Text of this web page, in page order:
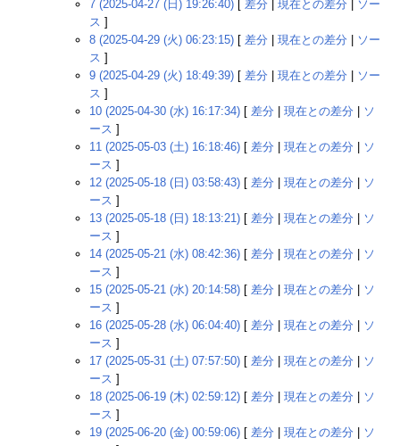
7 (2025-04-27 (日) 19:26:40) [ 差分 現在との差分
ソー
ス ]
8 (2025-04-29 (火) 06:23:15) [ 差分 現在との差分
ソー
ス ]
9 (2025-04-29 (火) 18:49:39) [ 差分 現在との差分
ソー
ス ]
10 (2025-04-30 (水) 16:17:34) [ 差分 現在との差分
ソ
ース ]
11 (2025-05-03 (土) 16:18:46) [ 差分 現在との差分
ソ
ース ]
12 (2025-05-18 (日) 03:58:43) [ 差分 現在との差分
ソ
ース ]
13 (2025-05-18 (日) 18:13:21) [ 差分 現在との差分
ソ
ース ]
14 (2025-05-21 (水) 08:42:36) [ 差分 現在との差分
ソ
ース ]
15 (2025-05-21 (水) 20:14:58) [ 差分 現在との差分
ソ
ース ]
16 (2025-05-28 (水) 06:04:40) [ 差分 現在との差分
ソ
ース ]
17 (2025-05-31 (土) 07:57:50) [ 差分 現在との差分
ソ
ース ]
18 (2025-06-19 (木) 02:59:12) [ 差分 現在との差分
ソ
ース ]
19 (2025-06-20 (金) 00:59:06) [ 差分 現在との差分
ソ